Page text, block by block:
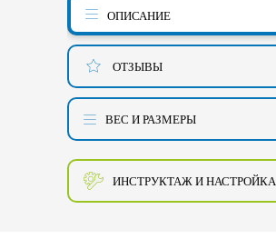
ОПИСАНИЕ
ОТЗЫВЫ
ВЕС И РАЗМЕРЫ
ИНСТРУКТАЖ И НАСТРОЙКА